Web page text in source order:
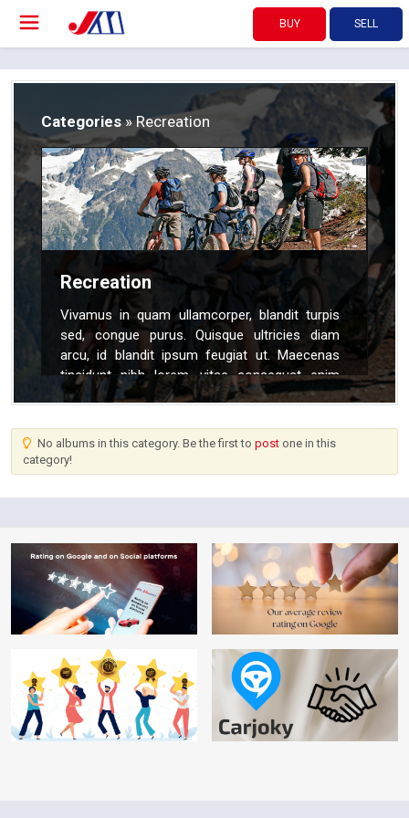
BUY SELL
Categories» Recreation
Recreation
Vivamus in quam ullamcorper, blandit turpis
sed, congue purus. Quisque ultricies diam
arcu, id blandit ipsum feugiat ut. Maecenas
tincidunt nibh lorem, vitae consequat enim
blandit volutpat. Donec vel velit nulla. Duis
molestie tempus erat. Nulla non velit eu eros
vestibulum suscipit. Nulla eget pellentesque
magna, at imperdiet odio. Ut quis malesuada
sapien. Maecenas vitae augue elementum,
iaculis leo quis nunc blandit hendrerit. Proin ut
libero tristique, interdum diam ac, pharetra
metus. Mauris rhoncus ipsum dignissim ex
ullamcorper, sed fringilla augue euismod. In
volutpat, sem venenatis tristique hendrerit,
sem lorem molestie ipsum, vel lobortis dolor
enim efficitur augue. Cum sociis natoque
penatibus et magnis dis parturient montes,
nascetur ridiculus mus.
No albums in this category. Be the first to postone in this
category!